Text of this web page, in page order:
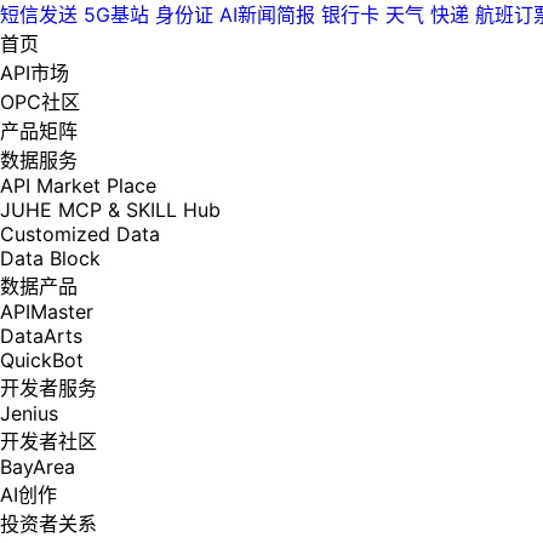
短信发送 5G基站 身份证 AI新闻简报 银行卡 天气 快递 航班订
首页
API市场
OPC社区
产品矩阵
数据服务
API Market Place
JUHE MCP & SKILL Hub
Customized Data
Data Block
数据产品
APIMaster
DataArts
QuickBot
开发者服务
Jenius
开发者社区
BayArea
AI创作
投资者关系